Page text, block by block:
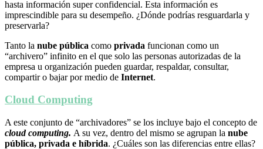
hasta información super confidencial. Esta información es
imprescindible para su desempeño. ¿Dónde podrías resguardarla y
preservarla?
Tanto la nube pública como privada funcionan como un
“archivero” infinito en el que solo las personas autorizadas de la
empresa u organización pueden guardar, respaldar, consultar,
compartir o bajar por medio de Internet.
Cloud Computing
A este conjunto de “archivadores” se los incluye bajo el concepto de
cloud computing. A su vez, dentro del mismo se agrupan la nube
pública, privada e híbrida. ¿Cuáles son las diferencias entre ellas?